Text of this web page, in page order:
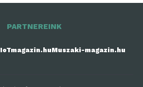
PARTNEREINK
IoTmagazin.huMuszaki-magazin.hu